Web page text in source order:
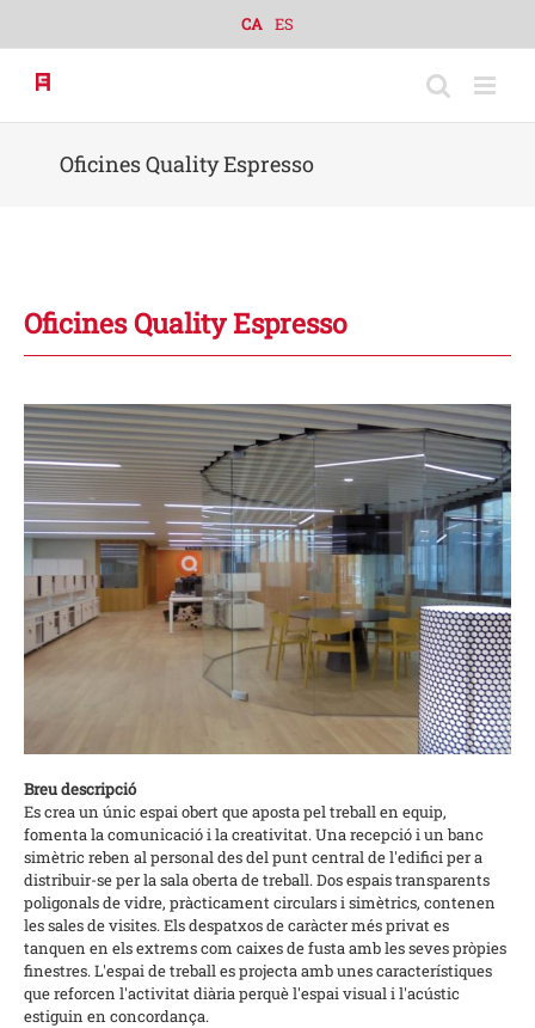
content
CA ES
Oficines Quality Espresso
Oficines Quality Espresso
Breu descripció
Es crea un únic espai obert que aposta pel treball en equip,
fomenta la comunicació i la creativitat. Una recepció i un banc
simètric reben al personal des del punt central de l'edifici per a
distribuir-se per la sala oberta de treball. Dos espais transparents
poligonals de vidre, pràcticament circulars i simètrics, contenen
les sales de visites. Els despatxos de caràcter més privat es
tanquen en els extrems com caixes de fusta amb les seves pròpies
finestres. L'espai de treball es projecta amb unes característiques
que reforcen l'activitat diària perquè l'espai visual i l'acústic
estiguin en concordança.